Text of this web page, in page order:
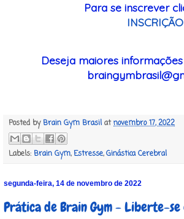
Para se inscrever
INSCRIÇÃO
Deseja maiores
Posted by Brain Gym Brasil atnovembro 17, 2022
Labels: Brain Gym,Estresse,Ginástica Cerebral
segunda-feira, 14 de novembro de 2022
Prática de Brain Gym - Liberte-se